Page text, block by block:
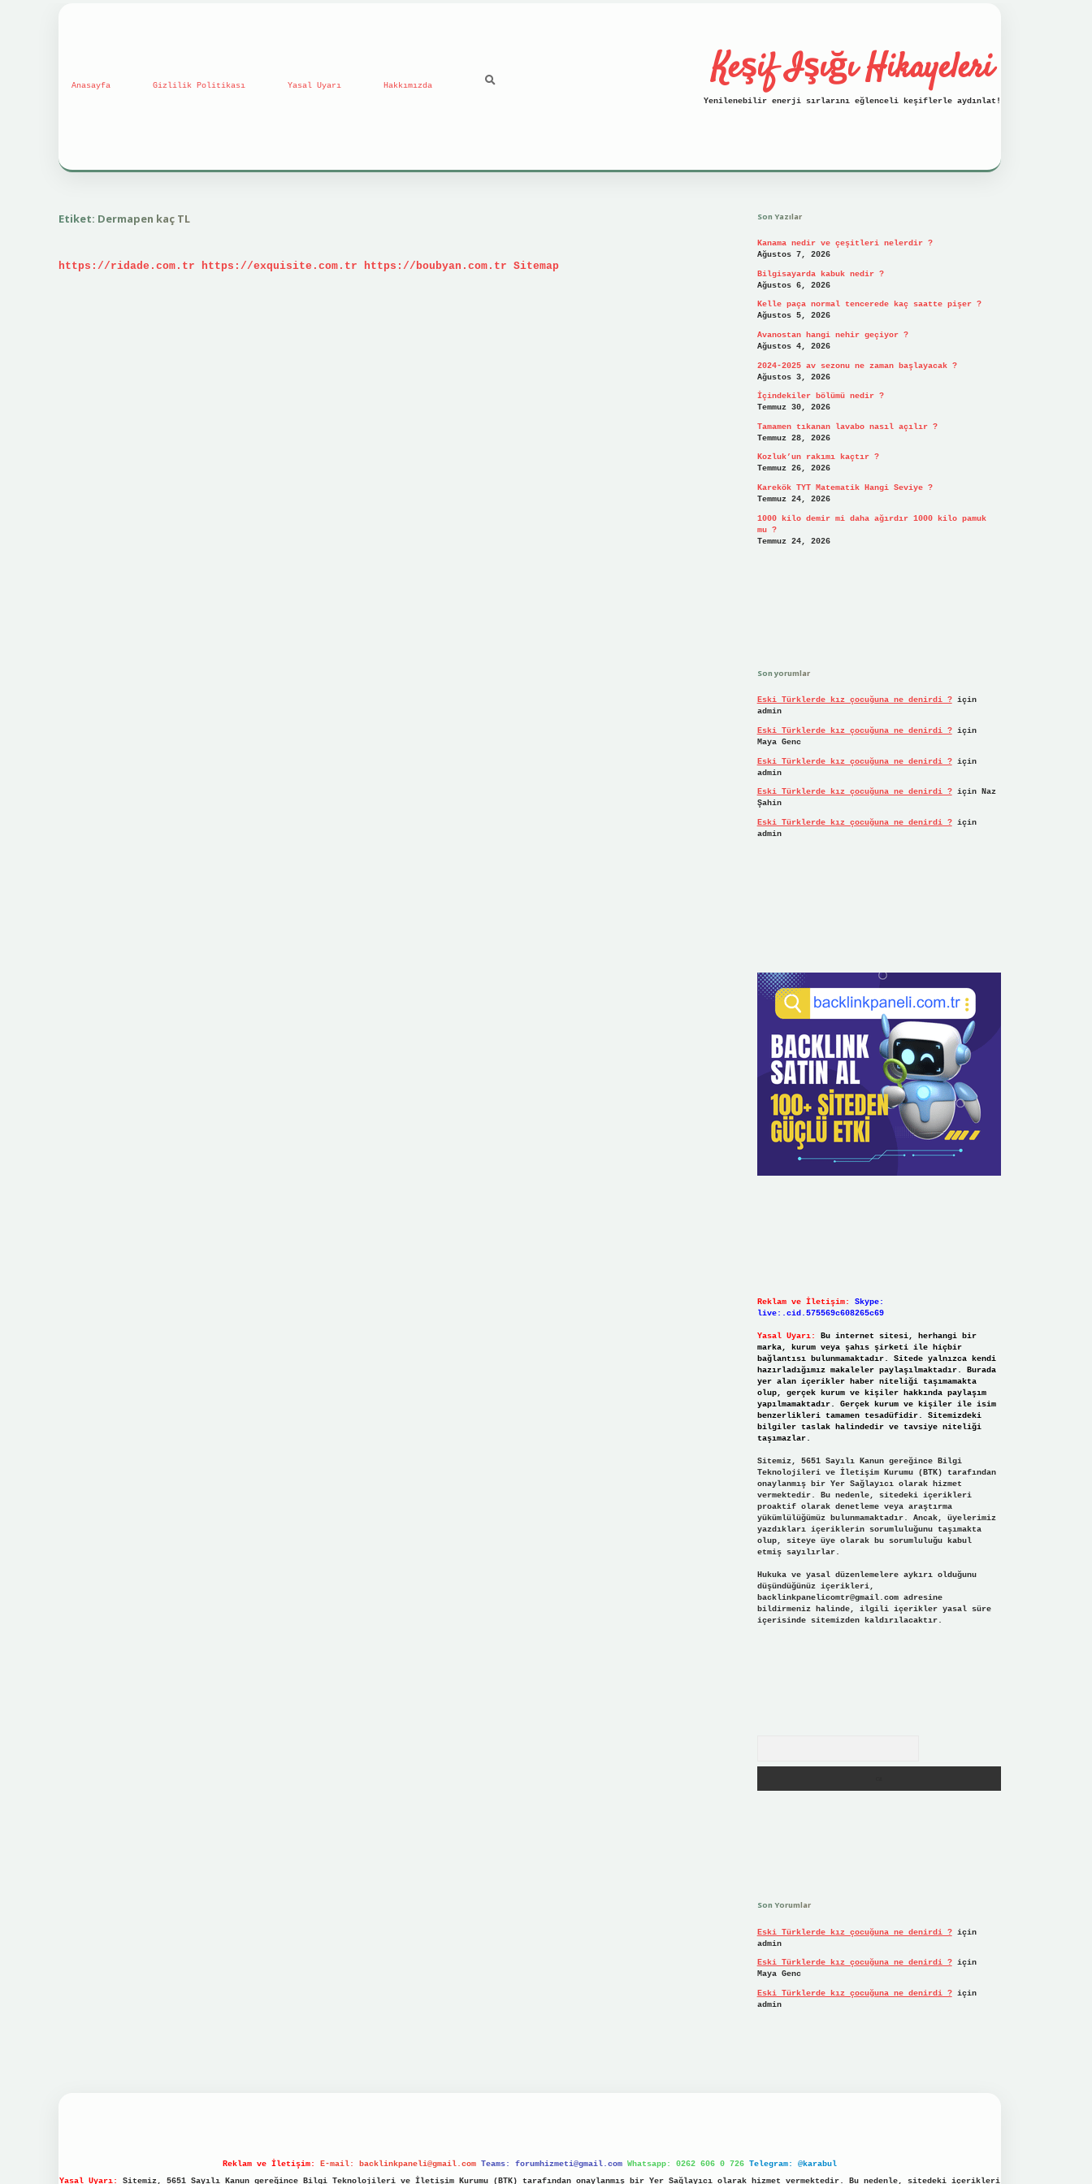
Anasayfa Gizlilik Politikası Yasal Uyarı Hakkımızda Keşif Işığı Hikayeleri
Yenilenebilir enerji sırlarını eğlenceli keşiflerle aydınlat!
Etiket: Dermapen kaç TL
https://ridade.com.tr https://exquisite.com.tr https://boubyan.com.tr Sitemap
Son Yazılar
Kanama nedir ve çeşitleri nelerdir ?
Ağustos 7, 2026
Bilgisayarda kabuk nedir ?
Ağustos 6, 2026
Kelle paça normal tencerede kaç saatte pişer ?
Ağustos 5, 2026
Avanostan hangi nehir geçiyor ?
Ağustos 4, 2026
2024-2025 av sezonu ne zaman başlayacak ?
Ağustos 3, 2026
İçindekiler bölümü nedir ?
Temmuz 30, 2026
Tamamen tıkanan lavabo nasıl açılır ?
Temmuz 28, 2026
Kozluk’un rakımı kaçtır ?
Temmuz 26, 2026
Karekök TYT Matematik Hangi Seviye ?
Temmuz 24, 2026
1000 kilo demir mi daha ağırdır 1000 kilo pamuk
mu ?
Temmuz 24, 2026
Son yorumlar
Eski Türklerde kız çocuğuna ne denirdi ?için
admin
Eski Türklerde kız çocuğuna ne denirdi ?için
Maya Genc
Eski Türklerde kız çocuğuna ne denirdi ?için
admin
Eski Türklerde kız çocuğuna ne denirdi ?için Naz
Şahin
Eski Türklerde kız çocuğuna ne denirdi ?için
admin
Reklam ve İletişim:
Skype:
live:.cid.575569c608265c69
Yasal Uyarı:
Bu internet sitesi, herhangi bir
marka, kurum veya şahıs şirketi ile hiçbir
bağlantısı bulunmamaktadır. Sitede yalnızca kendi
hazırladığımız makaleler paylaşılmaktadır. Burada
yer alan içerikler haber niteliği taşımamakta
olup, gerçek kurum ve kişiler hakkında paylaşım
yapılmamaktadır. Gerçek kurum ve kişiler ile isim
benzerlikleri tamamen tesadüfidir. Sitemizdeki
bilgiler taslak halindedir ve tavsiye niteliği
taşımazlar.
Sitemiz, 5651 Sayılı Kanun gereğince Bilgi
Teknolojileri ve İletişim Kurumu (BTK) tarafından
onaylanmış bir Yer Sağlayıcı olarak hizmet
vermektedir. Bu nedenle, sitedeki içerikleri
proaktif olarak denetleme veya araştırma
yükümlülüğümüz bulunmamaktadır. Ancak, üyelerimiz
yazdıkları içeriklerin sorumluluğunu taşımakta
olup, siteye üye olarak bu sorumluluğu kabul
etmiş sayılırlar.
Hukuka ve yasal düzenlemelere aykırı olduğunu
düşündüğünüz içerikleri,
backlinkpanelicomtr@gmail.comadresine
bildirmeniz halinde, ilgili içerikler yasal süre
içerisinde sitemizden kaldırılacaktır.
Son Yorumlar
Eski Türklerde kız çocuğuna ne denirdi ?için
admin
Eski Türklerde kız çocuğuna ne denirdi ?için
Maya Genc
Eski Türklerde kız çocuğuna ne denirdi ?için
admin
Reklam ve İletişim: E-mail: backlinkpaneli@gmail.com Teams: forumhizmeti@gmail.com Whatsapp: 0262 606 0 726
Telegram: @karabul
Yasal Uyarı:
Sitemiz, 5651 Sayılı Kanun gereğince Bilgi Teknolojileri ve İletişim Kurumu (BTK) tarafından onaylanmış bir Yer Sağlayıcı olarak hizmet vermektedir. Bu nedenle, sitedeki içerikleri